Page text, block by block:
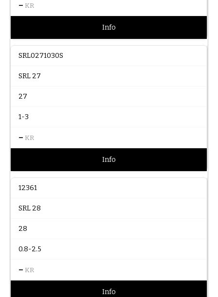
– KR
Info
SRL0271030S
SRL 27
27
1-3
– KR
Info
12361
SRL 28
28
0.8-2.5
– KR
Info